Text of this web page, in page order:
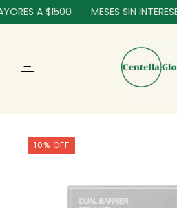
A $1500 MESES SIN INTERESES
10% OFF